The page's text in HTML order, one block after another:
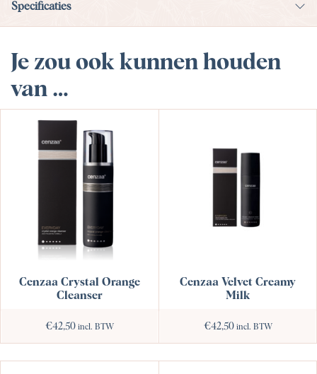
Specificaties
Je zou ook kunnen houden
van …
Cenzaa Crystal Orange
Cleanser
€42,50 incl. BTW
Cenzaa Velvet Creamy
Milk
€42,50 incl. BTW